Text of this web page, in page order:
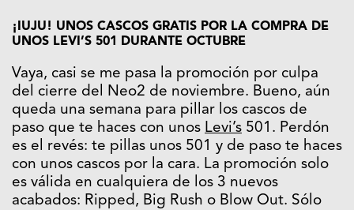
¡IUJU! UNOS CASCOS GRATIS POR LA COMPRA DE
UNOS LEVI’S 501 DURANTE OCTUBRE
Vaya, casi se me pasa la promoción por culpa
del cierre del Neo2 de noviembre. Bueno, aún
queda una semana para pillar los cascos de
paso que te haces con unos Levi’s 501. Perdón
es el revés: te pillas unos 501 y de paso te haces
con unos cascos por la cara. La promoción solo
es válida en cualquiera de los 3 nuevos
acabados: Ripped, Big Rush o Blow Out. Sólo